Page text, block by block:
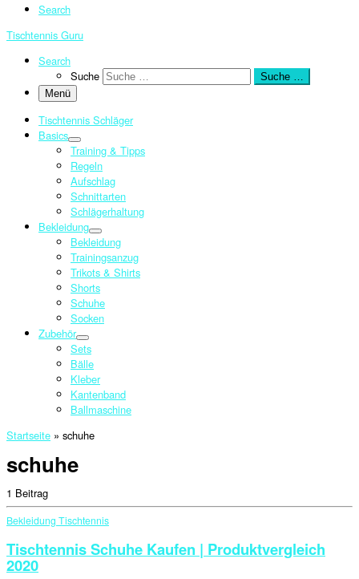
Search
Tischtennis Guru
Search
Suche
Suche …
Menü
Tischtennis Schläger
Basics
Training & Tipps
Regeln
Aufschlag
Schnittarten
Schlägerhaltung
Bekleidung
Bekleidung
Trainingsanzug
Trikots & Shirts
Shorts
Schuhe
Socken
Zubehör
Sets
Bälle
Kleber
Kantenband
Ballmaschine
Startseite » schuhe
schuhe
1 Beitrag
Bekleidung Tischtennis
Tischtennis Schuhe Kaufen | Produktvergleich
2020